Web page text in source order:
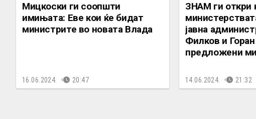
Мицкоски ги соопшти
имињата: Еве кои ќе бидат
министрите во новата Влада
16.06.2024. 20:47
ЗНАМ ги откри
јавна
Филков и
предложени
14.06.2024. 21:32